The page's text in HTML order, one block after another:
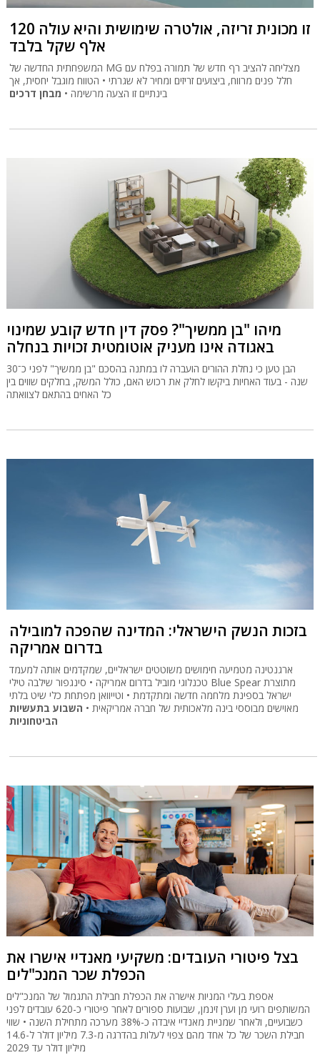
זו מכונית זריזה, אולטרה שימושית והיא עולה 120
אלף שקל בלבד
המשפחתית החדשה של MG מצליחה להציב רף חדש של תמורה בפלח עם
חלל פנים מרווח, ביצועים זריזים ומחיר לא שגרתי • הטווח מוגבל יחסית, אך
בינתיים זו הצעה מרשימה • מבחן דרכים
מיהו "בן ממשיך"? פסק דין חדש קובע שמינוי
באגודה אינו מעניק אוטומטית זכויות בנחלה
הבן טען כי נחלת ההורים הועברה לו במתנה בהסכם "בן ממשיך" לפני כ־30
שנה - בעוד האחיות ביקשו לחלק את רכוש האם, כולל המשק, בחלקים שווים בין
כל האחים בהתאם לצוואתה
בזכות הנשק הישראלי: המדינה שהפכה למובילה
בדרום אמריקה
ארגנטינה מטמיעה חימושים משוטטים ישראליים, שמקדמים אותה למעמד
טכנלוגי מוביל בדרום אמריקה • סינגפור שילבה טילי Blue Spear מתוצרת
ישראל בספינת מלחמה חדשה ומתקדמת • וטייוואן מפתחת כלי שיט בלתי
מאוישים מבוססי בינה מלאכותית של חברה אמריקאית • השבוע בתעשיות
הביטחוניות
בצל פיטורי העובדים: משקיעי מאנדיי אישרו את
הכפלת שכר המנכ"לים
אספת בעלי המניות אישרה את הכפלת חבילת התגמול של המנכ"לים
המשותפים רועי מן וערן זינמן, שבועות ספורים לאחר פיטורי כ-620 עובדים לפני
כשבועיים, ולאחר שמניית מאנדיי איבדה כ-38% מערכה מתחילת השנה • שווי
חבילת השכר של כל אחד מהם צפוי לעלות בהדרגה מ-7.3 מיליון דולר ל-14.6
מיליון דולר עד 2029